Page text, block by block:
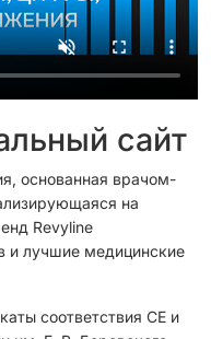
сайт
основанная врачом-
на
Revyline
и лучшие медицинские
соответствия CЕ и